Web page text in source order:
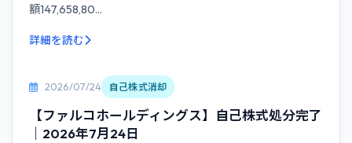
額147,658,80...
詳細を読む
2026/07/24 自己株式消却
【ファルコホールディングス】自己株式処分完了
｜2026年7月24日